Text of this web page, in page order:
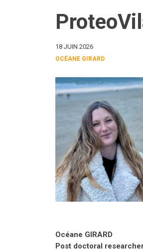
18 JUIN 2026
OCÉANE GIRARD
Océane GIRARD
Post doctoral